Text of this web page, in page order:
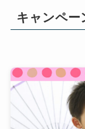
キャンペー